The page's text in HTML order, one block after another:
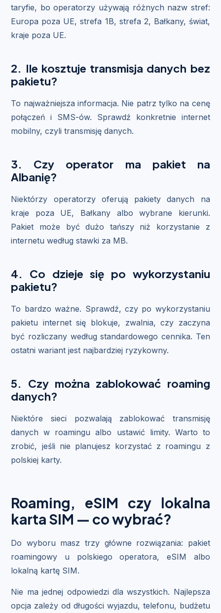
taryfie, bo operatorzy używają różnych nazw stref:
Europa poza UE, strefa 1B, strefa 2, Bałkany, świat,
kraje poza UE.
2. Ile kosztuje transmisja danych bez
pakietu?
To najważniejsza informacja. Nie patrz tylko na cenę
połączeń i SMS-ów. Sprawdź konkretnie internet
mobilny, czyli transmisję danych.
3. Czy operator ma pakiet na
Albanię?
Niektórzy operatorzy oferują pakiety danych na
kraje poza UE, Bałkany albo wybrane kierunki.
Pakiet może być dużo tańszy niż korzystanie z
internetu według stawki za MB.
4. Co dzieje się po wykorzystaniu
pakietu?
To bardzo ważne. Sprawdź, czy po wykorzystaniu
pakietu internet się blokuje, zwalnia, czy zaczyna
być rozliczany według standardowego cennika. Ten
ostatni wariant jest najbardziej ryzykowny.
5. Czy można zablokować roaming
danych?
Niektóre sieci pozwalają zablokować transmisję
danych w roamingu albo ustawić limity. Warto to
zrobić, jeśli nie planujesz korzystać z roamingu z
polskiej karty.
Roaming, eSIM czy lokalna
karta SIM — co wybrać?
Do wyboru masz trzy główne rozwiązania: pakiet
roamingowy u polskiego operatora, eSIM albo
lokalną kartę SIM.
Nie ma jednej odpowiedzi dla wszystkich. Najlepsza
opcja zależy od długości wyjazdu, telefonu, budżetu